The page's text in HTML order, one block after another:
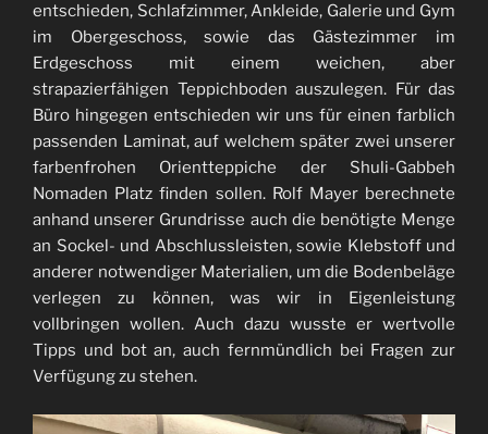
entschieden, Schlafzimmer, Ankleide, Galerie und Gym
im Obergeschoss, sowie das Gästezimmer im
Erdgeschoss mit einem weichen, aber
strapazierfähigen Teppichboden auszulegen. Für das
Büro hingegen entschieden wir uns für einen farblich
passenden Laminat, auf welchem später zwei unserer
farbenfrohen Orientteppiche der Shuli-Gabbeh
Nomaden Platz finden sollen. Rolf Mayer berechnete
anhand unserer Grundrisse auch die benötigte Menge
an Sockel- und Abschlussleisten, sowie Klebstoff und
anderer notwendiger Materialien, um die Bodenbeläge
verlegen zu können, was wir in Eigenleistung
vollbringen wollen. Auch dazu wusste er wertvolle
Tipps und bot an, auch fernmündlich bei Fragen zur
Verfügung zu stehen.